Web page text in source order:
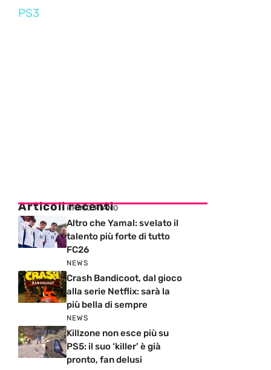
PS3
Articoli recenti
PRIMO PIANO
Altro che Yamal: svelato il
talento più forte di tutto
FC26
NEWS
Crash Bandicoot, dal gioco
alla serie Netflix: sarà la
più bella di sempre
NEWS
Killzone non esce più su
PS5: il suo ‘killer’ è già
pronto, fan delusi